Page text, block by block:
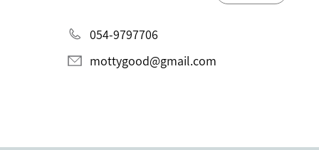
054-9797706
mottygood@gmail.com